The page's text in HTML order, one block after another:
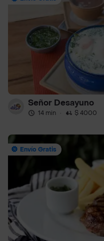
Señor Desayuno
14 min · $ 4000
Envío Gratis